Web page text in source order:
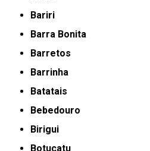
Bariri
Barra Bonita
Barretos
Barrinha
Batatais
Bebedouro
Birigui
Botucatu